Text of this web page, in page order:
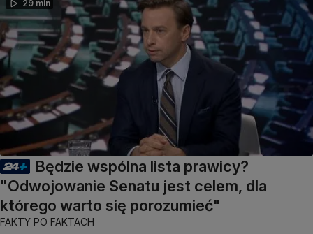
29 min
Będzie wspólna lista prawicy?
"Odwojowanie Senatu jest celem, dla
którego warto się porozumieć"
FAKTY PO FAKTACH